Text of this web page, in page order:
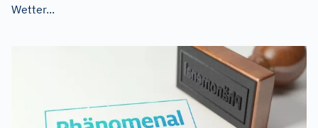
Wetter...